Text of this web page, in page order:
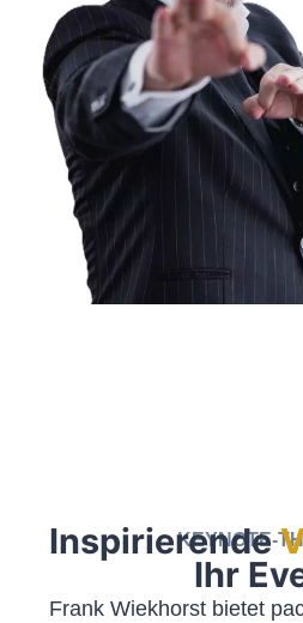
KEYNOTE-
Inspirierende
Ihr
Frank Wiekhorst bietet